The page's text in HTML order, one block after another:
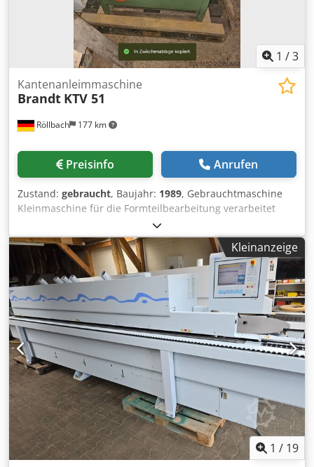
1 /3
Röllbach 177 km
Kantenanleimmaschine
Brandt KTV 51
Preisinfo Anrufen
Zustand: gebraucht, Baujahr: 1989, Gebrauchtmaschine
Kleinmaschine für die Formteilbearbeitung verarbeitet
wird schmelzkleberbeschichtetes Kantenmaterial, daß
mittels Heißluft reaktiviert wird durch Andruck des
Werkstückes gegen die zentrale, angetriebene
Andruckrolle erfolgt automatisch der Werkstückvorschub,
wodurch eine gleichmäßige Kleberreaktivierung und damit
Verleimsicherheit gewährleistet wird thermostatische
Temperaturregelung mittels Zeigerthermostat
wartungsfreies Drehstrom-Heißluftgebläse für
Dauereinsatz automatische Luftstrom-Umlenkung
pneumatisch betätigte Rollentrenneinrichtung kappt auch
zäheste Furnier- und PVC-Kanten Fußschalter für
Formteilbearbeitung Werkstückdicke 10 - 50 mm
Heizleistung 3 kW Anschlußwert 3,3 kW Chodszk N Ehopfx
Akvsa Werkstückbreite min. ca. 25 mm Kantendicke ca. 0,5
- 1 mm Innenradius min. ca. 25 mm Vorschub 4 m/min.
Pneumatik 6 bar Gewicht ca. 105 kg Verfügbarkeit:
kurzfristig Lagerort: Röllbach
Kleinanzeige
1 / 19